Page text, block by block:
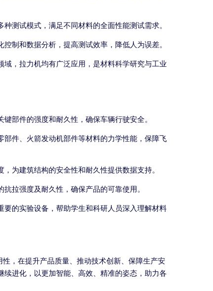
测试模式，满足不同材料的全面性能测试需求。
制和数据分析，提高测试效率，降低人为误差。
，拉力机均有广泛应用，是材料科学研究与工业
部件的强度和耐久性，确保车辆行驶安全。
件、火箭发动机部件等材料的力学性能，保障飞
为建筑结构的安全性和耐久性提供数据支持。
拉强度及耐久性，确保产品的可靠使用。
的实验设备，帮助学生和科研人员深入理解材料
，在提升产品质量、推动技术创新、保障生产安
进化，以更加智能、高效、精准的姿态，助力各